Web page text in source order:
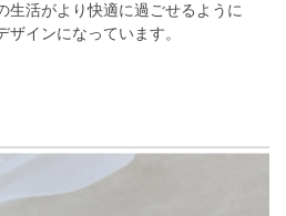
生活がより快適に過ごせるように
ザインになっています。